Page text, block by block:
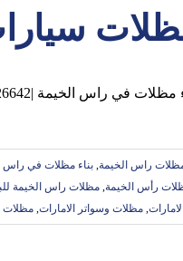
راس الخيمة |0544026642| مظلات سيارات اكبر شركة تقوم بناء وتركيب المظلات ,السواتر,البرجولات
مظلات راس الخيمة, بناء مظلات في راس
رأس الخيمة, مظلات راس الخيمة
, مظلات وسواتر الامارات, ‏مظلات